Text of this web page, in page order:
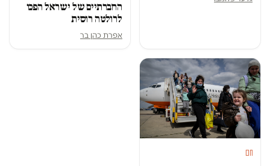
החברתיים של ישראל הפכו
לרולטה רוסית
אפרת כהן בר
חם